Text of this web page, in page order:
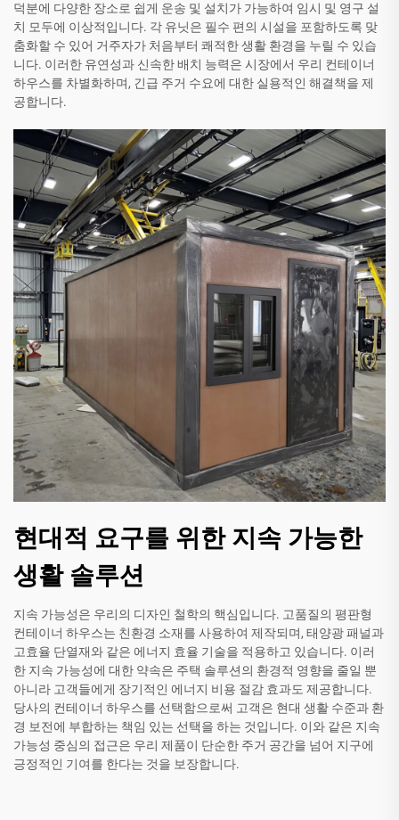
덕분에 다양한 장소로 쉽게 운송 및 설치가 가능하여 임시 및 영구 설
치 모두에 이상적입니다. 각 유닛은 필수 편의 시설을 포함하도록 맞
춤화할 수 있어 거주자가 처음부터 쾌적한 생활 환경을 누릴 수 있습
니다. 이러한 유연성과 신속한 배치 능력은 시장에서 우리 컨테이너
하우스를 차별화하며, 긴급 주거 수요에 대한 실용적인 해결책을 제
공합니다.
현대적 요구를 위한 지속 가능한
생활 솔루션
지속 가능성은 우리의 디자인 철학의 핵심입니다. 고품질의 평판형
컨테이너 하우스는 친환경 소재를 사용하여 제작되며, 태양광 패널과
고효율 단열재와 같은 에너지 효율 기술을 적용하고 있습니다. 이러
한 지속 가능성에 대한 약속은 주택 솔루션의 환경적 영향을 줄일 뿐
아니라 고객들에게 장기적인 에너지 비용 절감 효과도 제공합니다.
당사의 컨테이너 하우스를 선택함으로써 고객은 현대 생활 수준과 환
경 보전에 부합하는 책임 있는 선택을 하는 것입니다. 이와 같은 지속
가능성 중심의 접근은 우리 제품이 단순한 주거 공간을 넘어 지구에
긍정적인 기여를 한다는 것을 보장합니다.